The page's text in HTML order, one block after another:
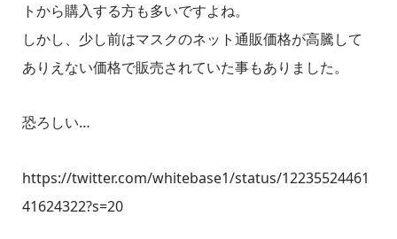
トから購入する方も多いですよね。
しかし、少し前はマスクのネット通販価格が高騰して
ありえない価格で販売されていた事もありました。
恐ろしい…
https://twitter.com/whitebase1/status/12235524461
41624322?s=20